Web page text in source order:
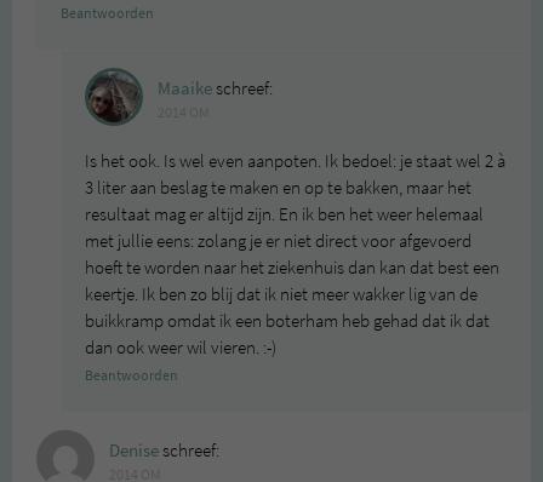
Beantwoorden
Maaikeschreef:
Is het ook. Is wel even aanpoten. Ik bedoel: je staat wel 2 à
3 liter aan beslag te maken en op te bakken, maar het
resultaat mag er altijd zijn. En ik ben het weer helemaal
met jullie eens: zolang je er niet direct voor afgevoerd
hoeft te worden naar het ziekenhuis dan kan dat best een
keertje. Ik ben zo blij dat ik niet meer wakker lig van de
buikkramp omdat ik een boterham heb gehad dat ik dat
dan ook weer wil vieren. :-)
Beantwoorden
Deniseschreef: